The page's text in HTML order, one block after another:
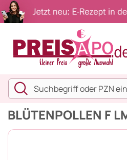
BLÜTENPOLLEN F